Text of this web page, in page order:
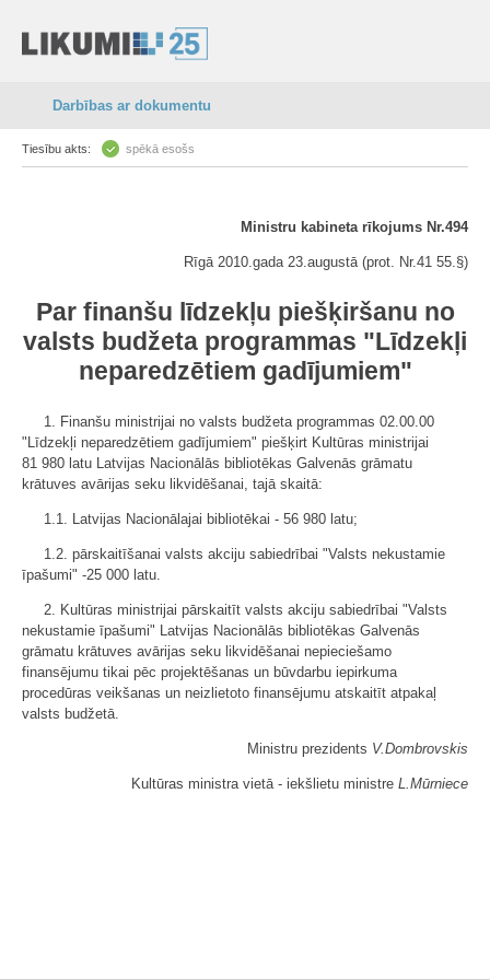
Darbības ar dokumentu
Tiesību akts: spēkā esošs
Ministru kabineta rīkojums Nr.494
Rīgā 2010.gada 23.augustā (prot. Nr.41 55.§)
Par finanšu līdzekļu piešķiršanu no
valsts budžeta programmas "Līdzekļi
neparedzētiem gadījumiem"
1. Finanšu ministrijai no valsts budžeta programmas 02.00.00
"Līdzekļi neparedzētiem gadījumiem" piešķirt Kultūras ministrijai
81 980 latu Latvijas Nacionālās bibliotēkas Galvenās grāmatu
krātuves avārijas seku likvidēšanai, tajā skaitā:
1.1. Latvijas Nacionālajai bibliotēkai - 56 980 latu;
1.2. pārskaitīšanai valsts akciju sabiedrībai "Valsts nekustamie
īpašumi" -25 000 latu.
2. Kultūras ministrijai pārskaitīt valsts akciju sabiedrībai "Valsts
nekustamie īpašumi" Latvijas Nacionālās bibliotēkas Galvenās
grāmatu krātuves avārijas seku likvidēšanai nepieciešamo
finansējumu tikai pēc projektēšanas un būvdarbu iepirkuma
procedūras veikšanas un neizlietoto finansējumu atskaitīt atpakaļ
valsts budžetā.
Ministru prezidents V.Dombrovskis
Kultūras ministra vietā - iekšlietu ministre L.Mūrniece